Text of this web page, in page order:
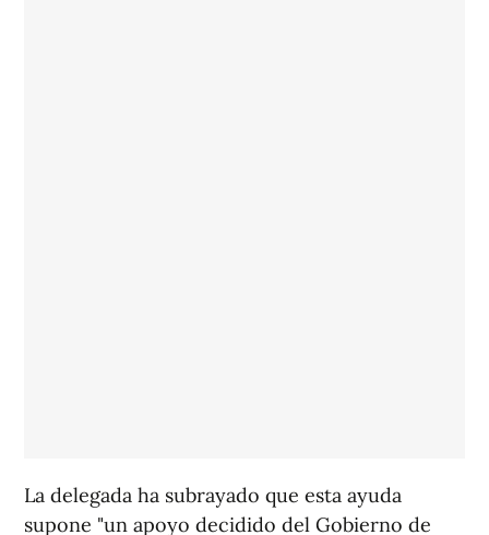
La delegada ha subrayado que esta ayuda
supone "un apoyo decidido del Gobierno de